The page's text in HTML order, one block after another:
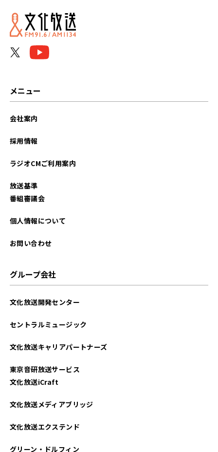
メニュー
会社案内
採用情報
ラジオCMご利用案内
放送基準
番組審議会
個人情報について
お問い合わせ
グループ会社
文化放送開発センター
セントラルミュージック
文化放送キャリアパートナーズ
東京音研放送サービス
文化放送iCraft
文化放送メディアブリッジ
文化放送エクステンド
グリーン・ドルフィン